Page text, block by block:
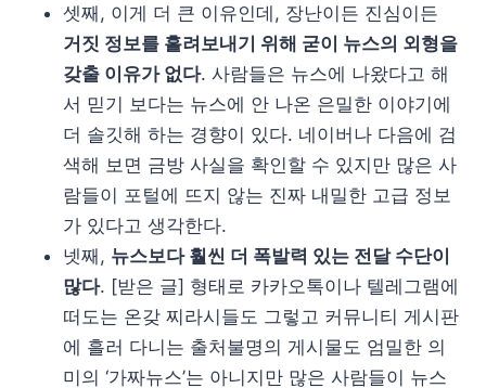
셋째, 이게 더 큰 이유인데, 장난이든 진심이든
거짓 정보를 흘려보내기 위해 굳이 뉴스의 외형을
갖출 이유가 없다. 사람들은 뉴스에 나왔다고 해
서 믿기 보다는 뉴스에 안 나온 은밀한 이야기에
더 솔깃해 하는 경향이 있다. 네이버나 다음에 검
색해 보면 금방 사실을 확인할 수 있지만 많은 사
람들이 포털에 뜨지 않는 진짜 내밀한 고급 정보
가 있다고 생각한다.
넷째, 뉴스보다 훨씬 더 폭발력 있는 전달 수단이
많다. [받은 글] 형태로 카카오톡이나 텔레그램에
떠도는 온갖 찌라시들도 그렇고 커뮤니티 게시판
에 흘러 다니는 출처불명의 게시물도 엄밀한 의
미의 ‘가짜뉴스’는 아니지만 많은 사람들이 뉴스